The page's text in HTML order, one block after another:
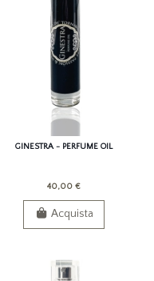
GINESTRA - PERFUME OIL
40,00 €
Acquista